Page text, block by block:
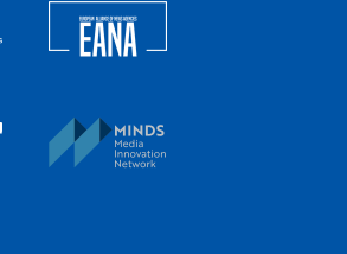
The Assocoation of the Balkan News Agencies
European Newsroom